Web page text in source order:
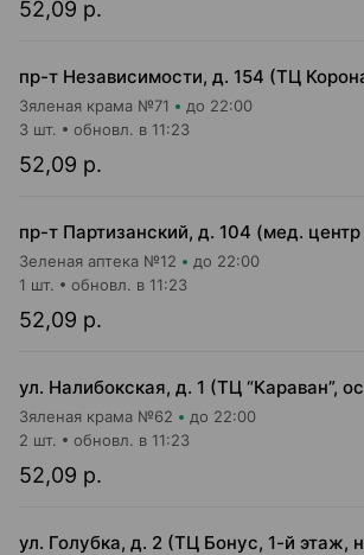
52,09 р.
Зяленая крама №71 до 22:00
52,09 р.
3 шт. обновл. в 11:23
пр-т Партизанский, д. 104 (мед.
Зеленая аптека №12 до 22:00
52,09 р.
1 шт. обновл. в 11:23
Зяленая крама №62 до 22:00
52,09 р.
2 шт. обновл. в 11:23